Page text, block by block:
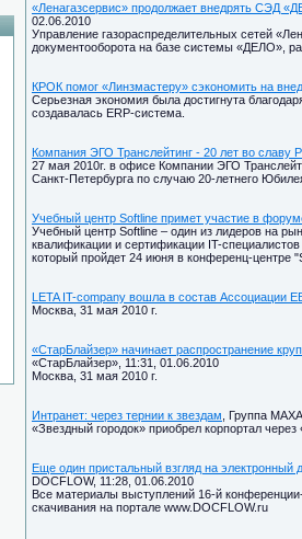
«Ленагазсервис» продолжает внедрять СЭД
02.06.2010
Управление газораспределительных сетей
документооборота на базе системы «ДЕЛО»,
КРОК помог «Линзмастеру» сэкономить на
Серьезная экономия была достигнута
создавалась ERP-система.
Компания ЭГО Транслейтинг - 20 лет во славу
27 мая 2010г. в офисе Компании ЭГО
Санкт-Петербурга по случаю 20-летнего
Учебный центр Softline примет участие в
Учебный центр Softline – один из лидеров на
квалификации и сертификации IT-
который пройдет 24 июня в конференц-центре
LETA IT-company вошла в состав Ассоциации
Москва, 31 мая 2010 г.
«СтарБлайзер» начинает распространение
«СтарБлайзер», 11:31, 01.06.2010
Москва, 31 мая 2010 г.
Интранет: через тернии к звездам , Группа
«Звездный городок» приобрел корпортал
Еще один пристальный взгляд на
DOCFLOW, 11:28, 01.06.2010
Все материалы выступлений 16-й
скачивания на портале www.DOCFLOW.ru